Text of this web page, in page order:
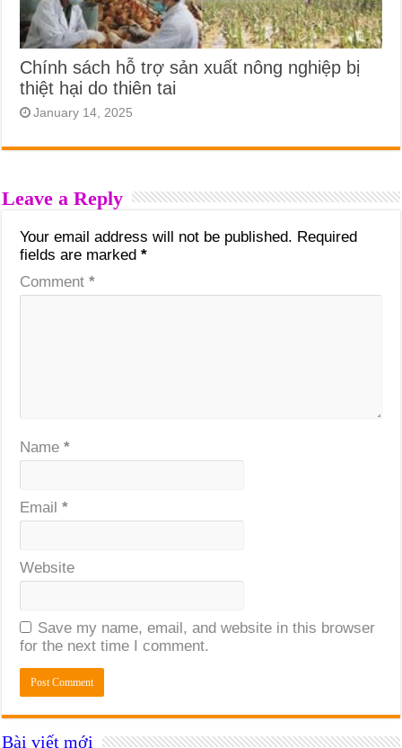
Chính sách hỗ trợ sản xuất nông nghiệp bị
thiệt hại do thiên tai
January 14, 2025
Leave a Reply
Your email address will not be published. Required
fields are marked*
Comment*
Name*
Email*
Website
Save my name, email, and website in this browser
for the next time I comment.
Bài viết mới